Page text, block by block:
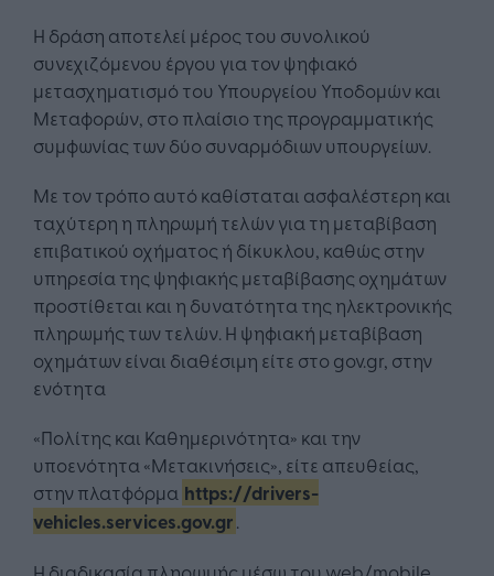
Η δράση αποτελεί μέρος του συνολικού
συνεχιζόμενου έργου για τον ψηφιακό
μετασχηματισμό του Υπουργείου Υποδομών και
Μεταφορών, στο πλαίσιο της προγραμματικής
συμφωνίας των δύο συναρμόδιων υπουργείων.
Με τον τρόπο αυτό καθίσταται ασφαλέστερη και
ταχύτερη η πληρωμή τελών για τη μεταβίβαση
επιβατικού οχήματος ή δίκυκλου, καθώς στην
υπηρεσία της ψηφιακής μεταβίβασης οχημάτων
προστίθεται και η δυνατότητα της ηλεκτρονικής
πληρωμής των τελών. Η ψηφιακή μεταβίβαση
οχημάτων είναι διαθέσιμη είτε στο gov.gr, στην
ενότητα
«Πολίτης και Καθημερινότητα» και την
υποενότητα «Μετακινήσεις», είτε απευθείας,
στην πλατφόρμα https://drivers-
vehicles.services.gov.gr.
Η διαδικασία πληρωμής μέσω του web/mobile